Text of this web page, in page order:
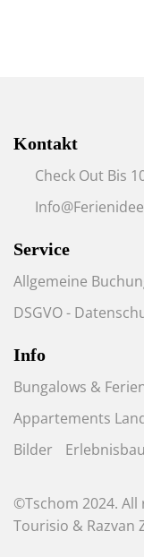
Kontakt
Check Out Bis
Service
Allgemeine
DSGVO -
Info
Bungalows &
Appartements
Bilder
©Tschom 2024.
Tourisio & Razvan